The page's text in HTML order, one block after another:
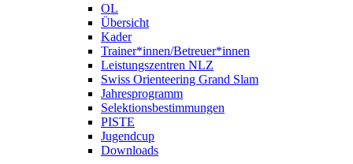
OL
Übersicht
Kader
Trainer*innen/Betreuer*innen
Leistungszentren NLZ
Swiss Orienteering Grand Slam
Jahresprogramm
Selektionsbestimmungen
PISTE
Jugendcup
Downloads